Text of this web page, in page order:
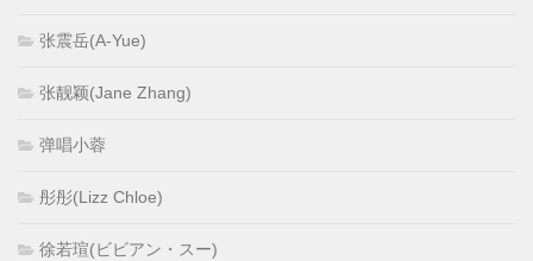
张震岳(A-Yue)
张靓颖(Jane Zhang)
弹唱小蓉
彤彤(Lizz Chloe)
徐若瑄(ビビアン・スー)